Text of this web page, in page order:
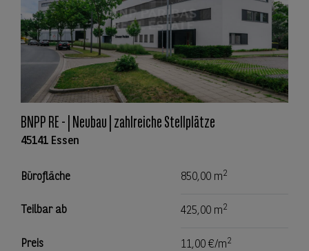
BNPP RE - | Neubau | zahlreiche Stellplätze
45141 Essen
Bürofläche 850,00 m2
Teilbar ab 425,00 m2
Preis 11,00 €/m2